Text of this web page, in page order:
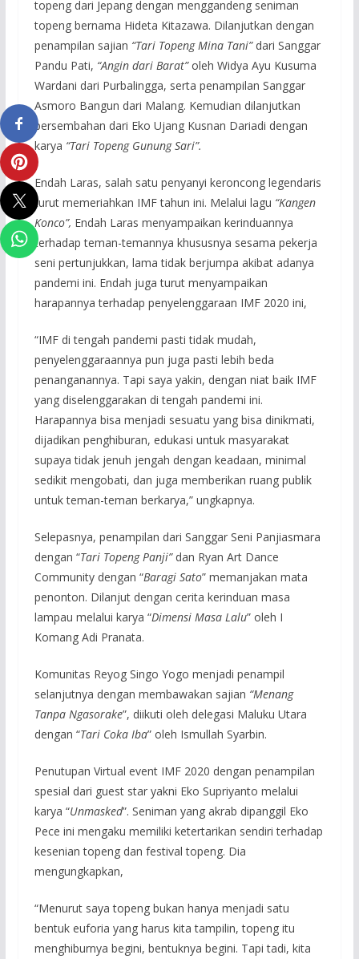
topeng dari Jepang dengan menggandeng seniman
topeng bernama Hideta Kitazawa. Dilanjutkan dengan
penampilan sajian “Tari Topeng Mina Tani”dari Sanggar
Pandu Pati, “Angin dari Barat”oleh Widya Ayu Kusuma
Wardani dari Purbalingga, serta penampilan Sanggar
Asmoro Bangun dari Malang. Kemudian dilanjutkan
persembahan dari Eko Ujang Kusnan Dariadi dengan
karya “Tari Topeng Gunung Sari”.
Endah Laras, salah satu penyanyi keroncong legendaris
turut memeriahkan IMF tahun ini. Melalui lagu “Kangen
Konco”, Endah Laras menyampaikan kerinduannya
terhadap teman-temannya khususnya sesama pekerja
seni pertunjukkan, lama tidak berjumpa akibat adanya
pandemi ini. Endah juga turut menyampaikan
harapannya terhadap penyelenggaraan IMF 2020 ini,
“IMF di tengah pandemi pasti tidak mudah,
penyelenggaraannya pun juga pasti lebih beda
penanganannya. Tapi saya yakin, dengan niat baik IMF
yang diselenggarakan di tengah pandemi ini.
Harapannya bisa menjadi sesuatu yang bisa dinikmati,
dijadikan penghiburan, edukasi untuk masyarakat
supaya tidak jenuh jengah dengan keadaan, minimal
sedikit mengobati, dan juga memberikan ruang publik
untuk teman-teman berkarya,” ungkapnya.
Selepasnya, penampilan dari Sanggar Seni Panjiasmara
dengan “Tari Topeng Panji”dan Ryan Art Dance
Community dengan “Baragi Sato” memanjakan mata
penonton. Dilanjut dengan cerita kerinduan masa
lampau melalui karya “Dimensi Masa Lalu” oleh I
Komang Adi Pranata.
Komunitas Reyog Singo Yogo menjadi penampil
selanjutnya dengan membawakan sajian “Menang
Tanpa Ngasorake”, diikuti oleh delegasi Maluku Utara
dengan “Tari Coka Iba” oleh Ismullah Syarbin.
Penutupan Virtual event IMF 2020 dengan penampilan
spesial dari guest star yakni Eko Supriyanto melalui
karya “Unmasked”. Seniman yang akrab dipanggil Eko
Pece ini mengaku memiliki ketertarikan sendiri terhadap
kesenian topeng dan festival topeng. Dia
mengungkapkan,
“Menurut saya topeng bukan hanya menjadi satu
bentuk euforia yang harus kita tampilin, topeng itu
menghiburnya begini, bentuknya begini. Tapi tadi, kita